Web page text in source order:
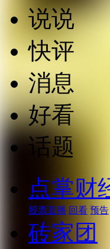
说说
快评
消息
好看
话题
点掌财
股票直播 回看 预告
砖家团